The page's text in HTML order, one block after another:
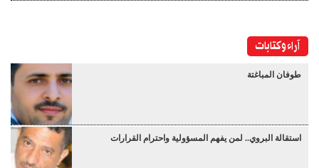
آراء وكتابات
طوفان المباغتة
استقالة البروي.. لمن يفهم المسؤولية واحترام القرارات